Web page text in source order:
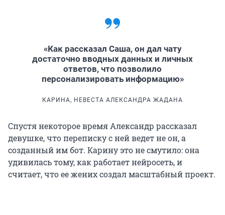
«Как рассказал Саша, он дал чату
достаточно вводных данных и личных
ответов, что позволило
персонализировать информацию»
КАРИНА, НЕВЕСТА АЛЕКСАНДРА ЖАДАНА
Спустя некоторое время Александр рассказал
девушке, что переписку с ней ведет не он, а
созданный им бот. Карину это не смутило: она
удивилась тому, как работает нейросеть, и
считает, что ее жених создал масштабный проект.